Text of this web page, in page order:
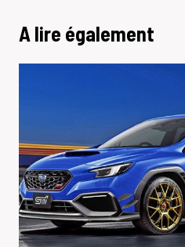
A lire également